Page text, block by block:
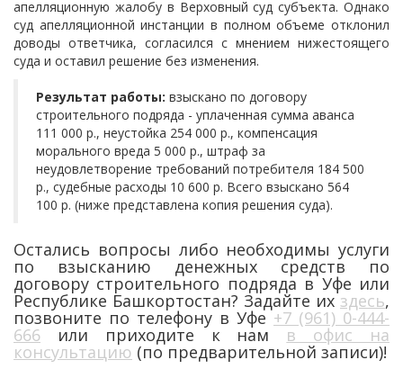
апелляционную жалобу в Верховный суд субъекта. Однако
суд апелляционной инстанции в полном объеме отклонил
доводы ответчика, согласился с мнением нижестоящего
суда и оставил решение без изменения.
Результат работы: взыскано по договору
строительного подряда - уплаченная сумма аванса
111 000 р., неустойка 254 000 р., компенсация
морального вреда 5 000 р., штраф за
неудовлетворение требований потребителя 184 500
р., судебные расходы 10 600 р. Всего взыскано 564
100 р. (ниже представлена копия решения суда).
Остались вопросы либо необходимы услуги
по взысканию денежных средств по
договору строительного подряда в Уфе или
Республике Башкортостан? Задайте ихздесь,
позвоните по телефону в Уфе+7 (961) 0-444-
666 или приходите к нам в офис на
консультацию (по предварительной записи)!